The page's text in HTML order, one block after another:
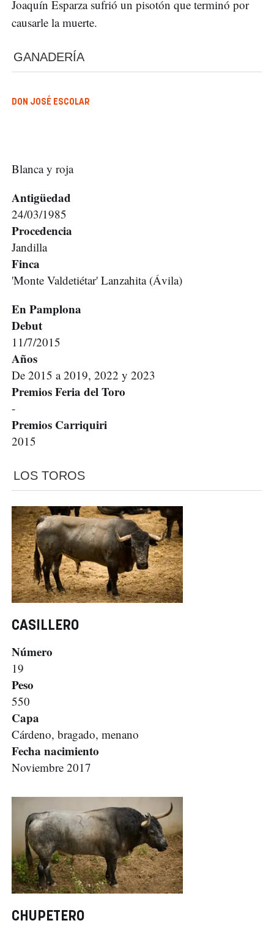
Joaquín Esparza sufrió un pisotón que terminó por
causarle la muerte.
GANADERÍA
DON JOSÉ ESCOLAR
Blanca y roja
Antigüedad
24/03/1985
Procedencia
Jandilla
Finca
'Monte Valdetiétar' Lanzahita (Ávila)
En Pamplona
Debut
11/7/2015
Años
De 2015 a 2019, 2022 y 2023
Premios Feria del Toro
-
Premios Carriquiri
2015
LOS TOROS
CASILLERO
Número
19
Peso
550
Capa
Cárdeno, bragado, menano
Fecha nacimiento
Noviembre 2017
CHUPETERO